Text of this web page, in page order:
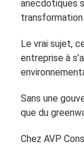
anecdotiques
Le vrai sujet,
entreprise à
Sans une
que du
Chez AVP